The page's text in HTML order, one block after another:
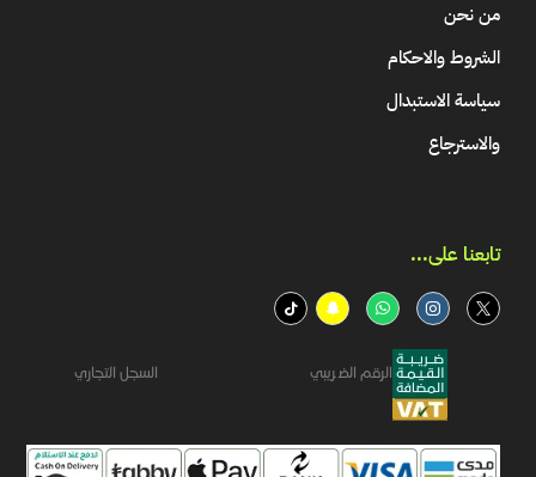
من نحن
الشروط والاحكام
سياسة الاستبدال
والاسترجاع
تابعنا على...​
الرقم الضريبي السجل التجاري